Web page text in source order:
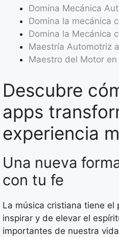
Domina Mecánica
Domina la mecánica
Domina la Mecánica
Maestría Automotriz
Maestro del Motor
Descubre
apps
experiencia
Una nueva
con tu fe
La música cristiana tiene
inspirar y de elevar el
importantes de nuestra